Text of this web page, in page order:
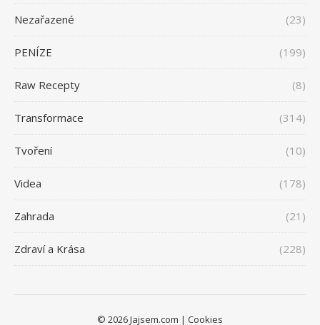
Nezařazené (23)
PENÍZE (199)
Raw Recepty (8)
Transformace (314)
Tvoření (10)
Videa (178)
Zahrada (21)
Zdraví a Krása (228)
© 2026 Jajsem.com | Cookies